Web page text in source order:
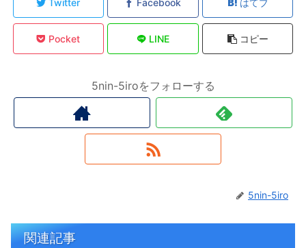
Twitter Facebook はてブ
Pocket LINE コピー
5nin-5iroをフォローする
5nin-5iro
関連記事